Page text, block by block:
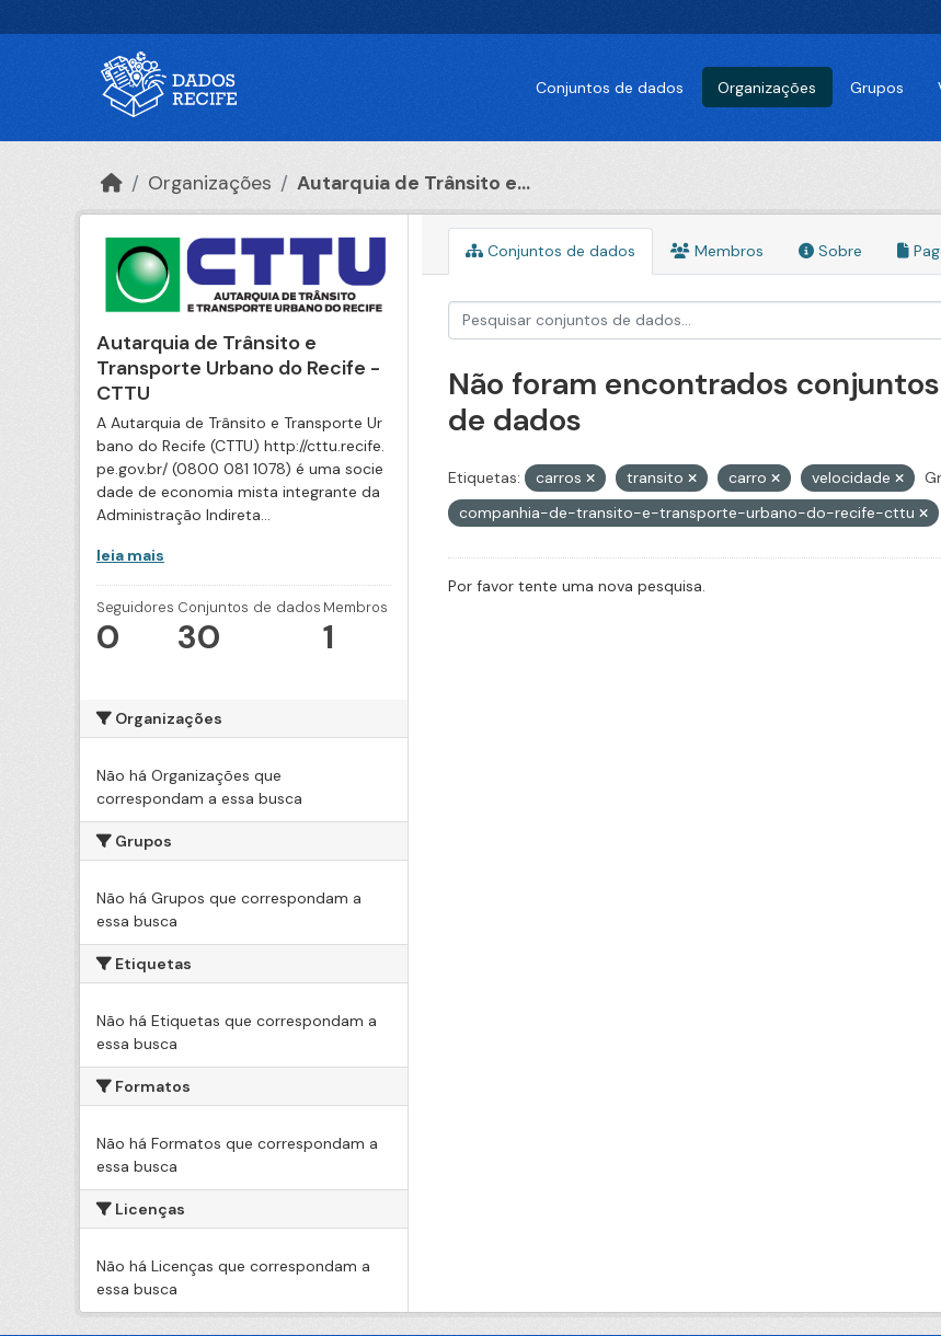
Conjuntos de dados Organizações Grupos
Organizações Autarquia de Trânsito e...
Autarquia de Trânsito e
Transporte Urbano do Recife -
CTTU
A Autarquia de Trânsito e Transporte Ur
bano do Recife (CTTU) http://cttu.recife.
pe.gov.br/ (0800 081 1078) é uma socie
dade de economia mista integrante da
Administração Indireta...
leia mais
Seguidores
0
Conjuntos de dados
30
Membros
1
Organizações
Não há Organizações que
correspondam a essa busca
Grupos
Não há Grupos que correspondam a
essa busca
Etiquetas
Não há Etiquetas que correspondam a
essa busca
Formatos
Não há Formatos que correspondam a
essa busca
Licenças
Não há Licenças que correspondam a
essa busca
Conjuntos de dados Membros Sobre
Não foram encontrados conjuntos
de dados
Etiquetas: carros transito carro velocidade
companhia-de-transito-e-transporte-urbano-do-recife-cttu
Por favor tente uma nova pesquisa.